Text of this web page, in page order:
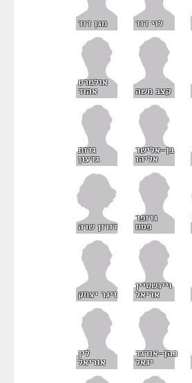
לוי דוד מגן דוד
קצב משה
אולמרט
אהוד
בן-אלישר
אליהו
גדות
גדעון
גרופר
פסח דורון שרה
ויינשטיין
אריאל זיגר יצחק
כהן-אורגד
יגאל
לין
אוריאל